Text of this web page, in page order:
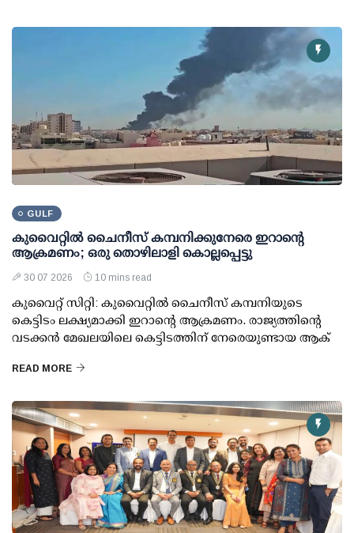
GULF
കുവൈറ്റില്‍ ചൈനീസ് കമ്പനിക്കുനേരെ ഇറാന്റെ
ആക്രമണം; ഒരു തൊഴിലാളി കൊല്ലപ്പെട്ടു
30 07 2026 10 mins read
കുവൈറ്റ് സിറ്റി: കുവൈറ്റില്‍ ചൈനീസ് കമ്പനിയുടെ
കെട്ടിടം ലക്ഷ്യമാക്കി ഇറാന്റെ ആക്രമണം. രാജ്യത്തിന്റെ
വടക്കന്‍ മേഖലയിലെ കെട്ടിടത്തിന് നേരെയുണ്ടായ ആക്
READ MORE